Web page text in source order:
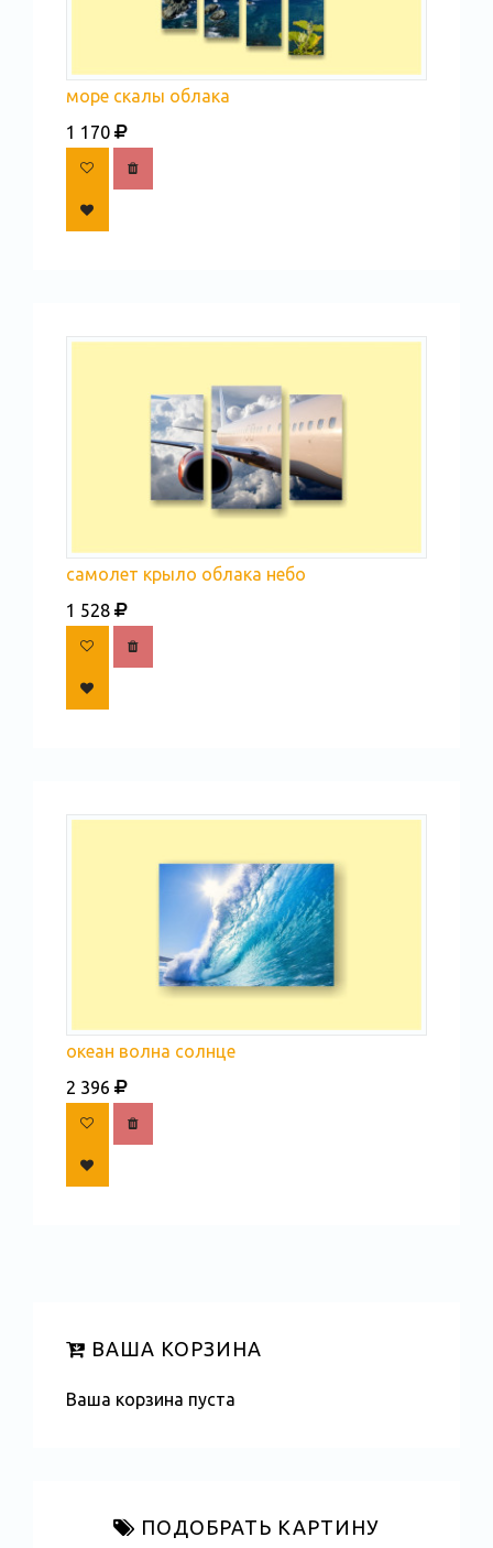
море скалы облака
1 170
самолет крыло облака небо
1 528
океан волна солнце
2 396
ВАША КОРЗИНА
Ваша корзина пуста
ПОДОБРАТЬ КАРТИНУ